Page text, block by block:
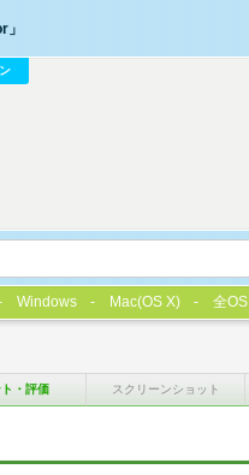
・評価 スクリーンショット
Windows Mac(OS X) 全OS